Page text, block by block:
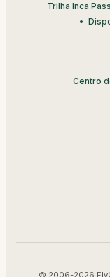
Trilha Inca
Centro
© 2006-2026